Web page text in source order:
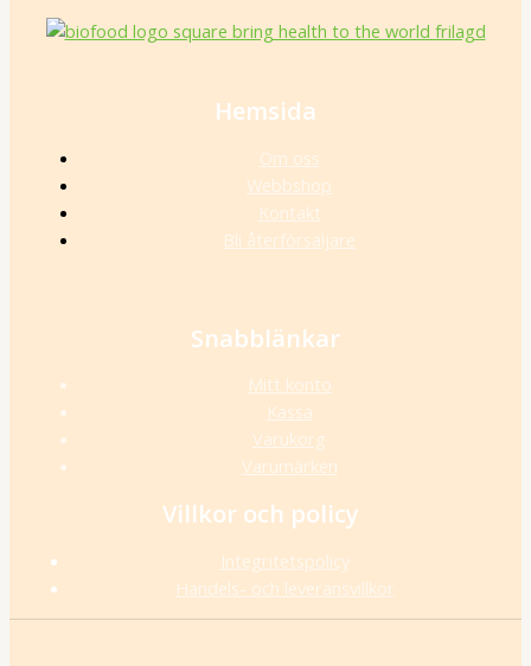
Hemsida
Om oss
Webbshop
Kontakt
Bli återförsäljare
Snabblänkar
Mitt konto
Kassa
Varukorg
Varumärken
Villkor och policy
Integritetspolicy
Handels- och leveransvillkor